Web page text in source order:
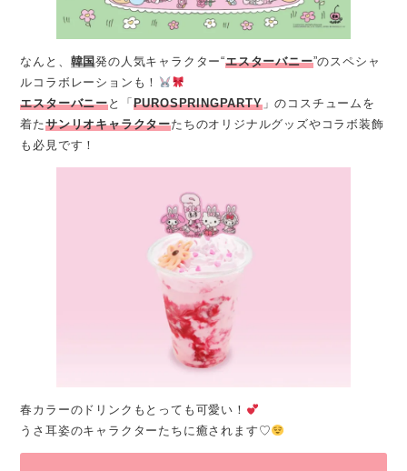
なんと、 韓国発の人気キャラクター“エスターバニー”のスペシャ
ルコラボレーションも！
エスターバニーと「 PUROSPRINGPARTY」のコスチュームを
着たサンリオキャラクターたちのオリジナルグッズやコラボ装飾
も必見です！
春カラーのドリンクもとっても可愛い！
うさ耳姿のキャラクターたちに癒されます♡